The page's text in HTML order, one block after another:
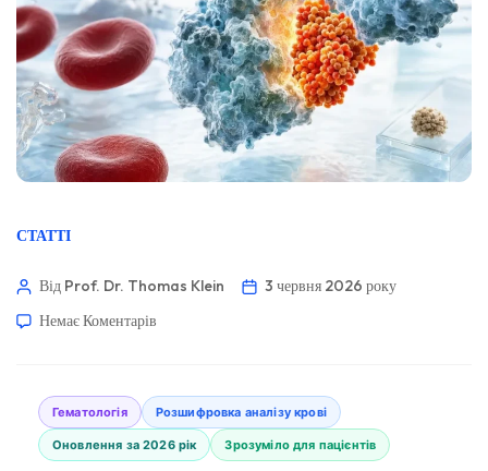
СТАТТІ
Від Prof. Dr. Thomas Klein
3 червня 2026 року
Немає Коментарів
Гематологія Розшифровка аналізу крові
Оновлення за 2026 рік Зрозуміло для пацієнтів